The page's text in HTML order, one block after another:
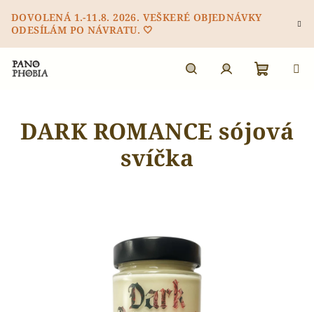
na
obsah
DOVOLENÁ 1.-11.8. 2026. VEŠKERÉ OBJEDNÁVKY
ODESÍLÁM PO NÁVRATU. 🤍
košík
DARK ROMANCE sójová
svíčka